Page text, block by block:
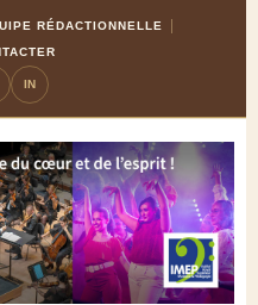
RÉDACTIONNELLE
IN